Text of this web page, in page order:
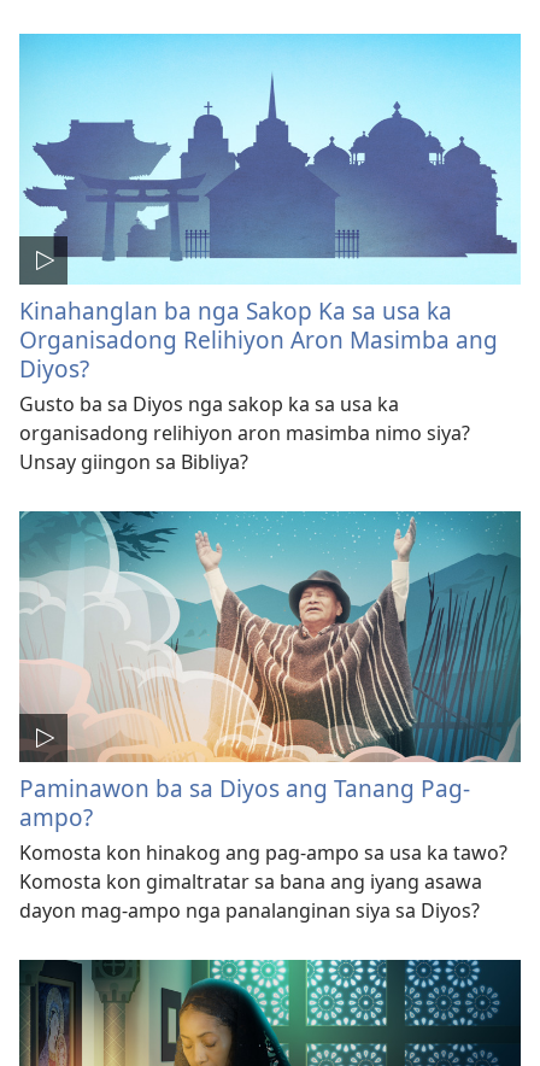
Kinahanglan ba nga Sakop Ka sa usa ka
Organisadong Relihiyon Aron Masimba ang
Diyos?
Gusto ba sa Diyos nga sakop ka sa usa ka
organisadong relihiyon aron masimba nimo siya?
Unsay giingon sa Bibliya?
Paminawon ba sa Diyos ang Tanang Pag-
ampo?
Komosta kon hinakog ang pag-ampo sa usa ka tawo?
Komosta kon gimaltratar sa bana ang iyang asawa
dayon mag-ampo nga panalanginan siya sa Diyos?